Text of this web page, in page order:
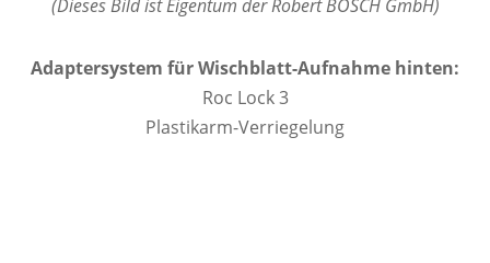
(Dieses Bild ist Eigentum der Robert BOSCH GmbH)
Adaptersystem für Wischblatt-Aufnahme hinten:
Roc Lock 3
Plastikarm-Verriegelung